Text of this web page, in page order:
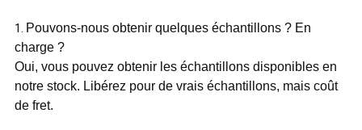
1.
Pouvons-nous obtenir quelques échantillons ? En
charge ?
Oui, vous pouvez obtenir les échantillons disponibles en
notre stock. Libérez pour de vrais échantillons, mais coût
de fret.